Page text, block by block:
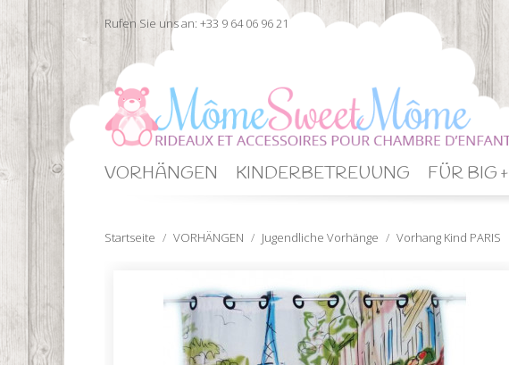
Rufen Sie uns an: +33 9 64 06 96 21
VORHÄNGEN KINDERBETREUUNG FÜR BIG +
Startseite VORHÄNGEN Jugendliche Vorhänge Vorhang Kind PARIS